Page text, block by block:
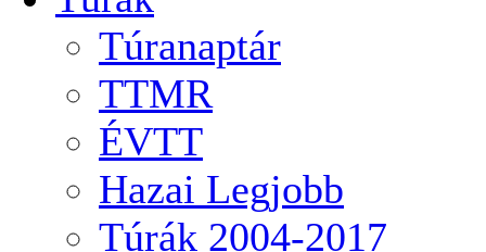
Túranaptár
TTMR
ÉVTT
Hazai Legjobb
Túrák 2004-2017